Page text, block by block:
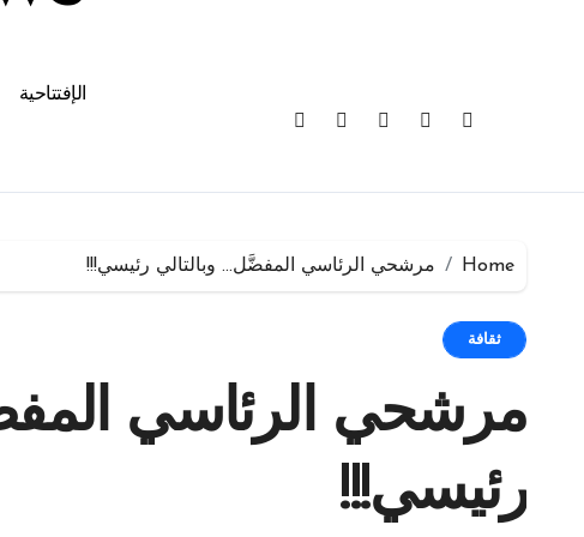
الإفتتاحية
Home مرشحي الرئاسي المفضَّل… وبالتالي رئيسي!!!
ثقافة
مرشحي الرئاسي
رئيسي!!!